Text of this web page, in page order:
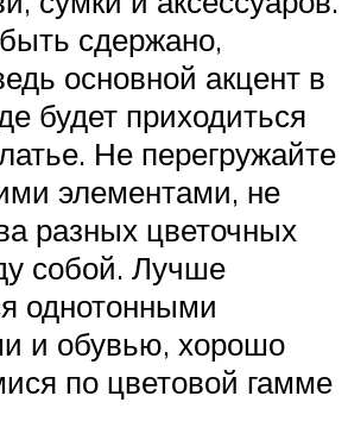
сдержано,
основной акцент в
будет приходиться
Не перегружайте
элементами, не
разных цветочных
собой. Лучше
однотонными
и обувью, хорошо
по цветовой гамме